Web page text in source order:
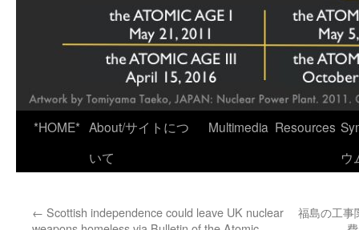
*HOME* About/サイトにつ
いて
Multimedia Resources
ウ
← Scottish independence could leave UK nuclear
福島の工事